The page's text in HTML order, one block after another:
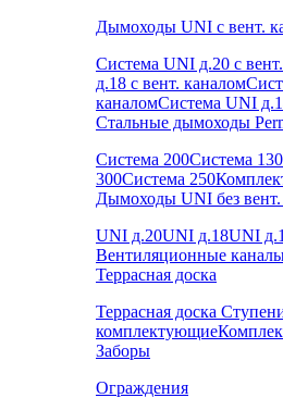
Дымоходы UNI с вент.
Система UNI д.20 с
д.18 с вент. каналом
каналомСистема UNI
Стальные дымоходы
Система 200Система 130
300Система 250
Дымоходы UNI без вент.
UNI д.20UNI д.18UNI
Вентиляционные
Террасная доска
Террасная доска
комплектующие
Заборы
Ограждения